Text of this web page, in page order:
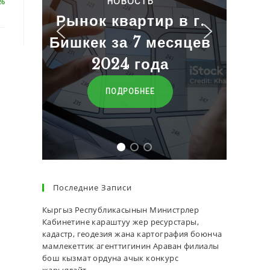
в г.
Баалар
ПЕРЕЙТИ
Последние Записи
Кыргыз Республикасынын Министрлер
Кабинетине караштуу жер ресурстары,
кадастр, геодезия жана картография боюнча
мамлекеттик агенттигинин Араван филиалы
бош кызмат ордуна ачык конкурс